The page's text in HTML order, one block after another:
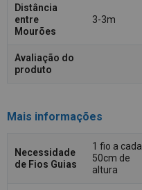
Distância
entre
Mourões
Avaliação do
produto
Mais informações
Necessidade
de Fios Guias
3-3m
1 fio a cada
50cm de
altura